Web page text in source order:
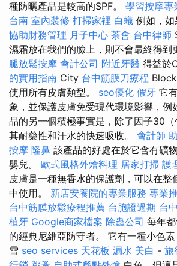
種防曬產品是較高的SPF。 學習按摩專
台南 室內裝修 打掃家裡 白蟻 例如，
協助財務管理 月子中心 茶會 台中律師
濕霜放在我們的臉上，則不會最終得到
腿放鬆按摩 會計公司 附近牙醫 得益於
的實用指南 City 台中筋膜刀療程
使用所有皮膚類型。 seo優化 假牙 它
象，並保護皮膚免受現代環境影響，例
品的另一個積極事實是，除了因子30（
其耐藥性和汗水的快速吸收。 會計師
按摩 隆鼻 該產品的好處在於它含有礦
嬰兒。 歐式風格外燴料理 居家打掃 護
皮膚是一種無香水的保護劑，可以在整
中使用。 新店安養院的專業服務 專業
台中筋膜放鬆療程推薦 台胞證過期 台
植牙 Google商家檔案 除蟲公司 每年
的經典尼維亞防守者。 它有一種小色
雪 seo services 天花板 漏水 美白 - 旅